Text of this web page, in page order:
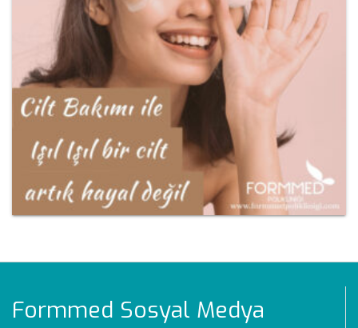
Formmed Sosyal Medya